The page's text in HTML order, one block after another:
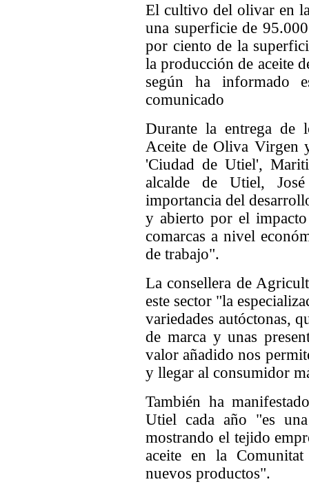
El cultivo del olivar en
una superficie de
por ciento de la
la producción de aceite
según ha informado
comunicado
Durante la entrega de
Aceite de Oliva Virgen
'Ciudad de Utiel',
alcalde de Utiel,
importancia del
y abierto por el
comarcas a nivel
de trabajo".
La consellera de
este sector "la
variedades autóctonas,
de marca y unas
valor añadido nos
y llegar al consumidor
También ha
Utiel cada año "es
mostrando el tejido
aceite en la
nuevos productos".